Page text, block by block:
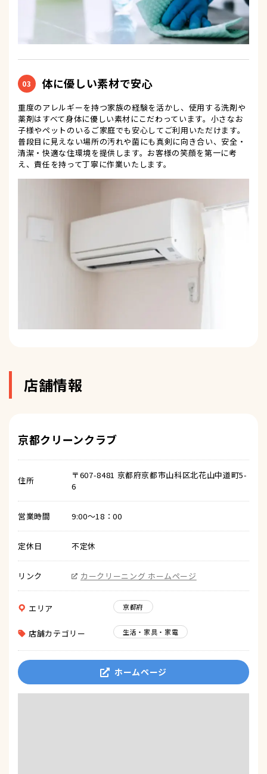
03 体に優しい素材で安心
重度のアレルギーを持つ家族の経験を活かし、使用する洗剤や
薬剤はすべて身体に優しい素材にこだわっています。小さなお
子様やペットのいるご家庭でも安心してご利用いただけます。
普段目に見えない場所の汚れや菌にも真剣に向き合い、安全・
清潔・快適な住環境を提供します。お客様の笑顔を第一に考
え、責任を持って丁寧に作業いたします。
店舗情報
京都クリーンクラブ
住所
〒607-8481 京都府京都市山科区北花山中道町5-
6
営業時間 9:00～18：00
定休日 不定休
リンク カークリーニング ホームページ
エリア 京都府
店舗カテゴリー 生活・家具・家電
ホームページ